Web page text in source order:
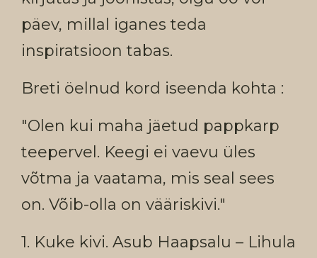
päev, millal iganes teda
inspiratsioon tabas.
Breti öelnud kord iseenda kohta :
"Olen kui maha jäetud pappkarp
teepervel. Keegi ei vaevu üles
võtma ja vaatama, mis seal sees
on. Võib-olla on vääriskivi."
1. Kuke kivi. Asub Haapsalu – Lihula